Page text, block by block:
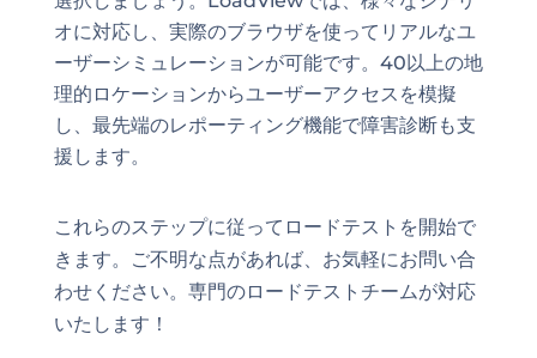
オに対応し、実際のブラウザを使ってリアルなユ
ーザーシミュレーションが可能です。40以上の地
理的ロケーションからユーザーアクセスを模擬
し、最先端のレポーティング機能で障害診断も支
援します。
これらのステップに従ってロードテストを開始で
きます。ご不明な点があれば、お気軽にお問い合
わせください。専門のロードテストチームが対応
いたします！